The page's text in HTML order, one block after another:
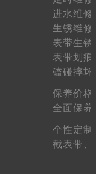
进水维修
生锈维修
表带生锈
表带划痕
磕碰摔坏
保养价格
全面保养
个性定制
截表带、